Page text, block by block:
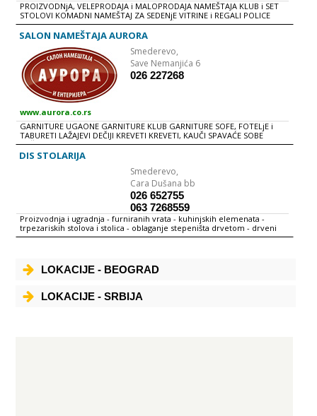
PROIZVODNjA, VELEPRODAJA i MALOPRODAJA NAMEŠTAJA KLUB i SET
STOLOVI KOMADNI NAMEŠTAJ ZA SEDENjE VITRINE i REGALI POLICE
UGAONE GARNITURE TAPACIRANI NAMEŠTAJ - GARNITURE TV POLICE
KREVETI DEČIJE SOBE KOMODE, FIOKARI i NOĆNI ORMARIĆI
GARDEROBERI i ORMARI KUHINjE TRPEZARIJE PREDSOBLjE
KANCELARIJSKI i RADNI NAMEŠTAJ DODACI DUŠECI BAŠTENSKE
GARNITURE
SALON NAMEŠTAJA AURORA
Smederevo,
Save Nemanjića 6
026 227268
www.aurora.co.rs
GARNITURE UGAONE GARNITURE KLUB GARNITURE SOFE, FOTELjE i
TABURETI LAŽAJEVI DEČIJI KREVETI KREVETI, KAUČI SPAVAĆE SOBE
DEČIJE SOBE DNEVNE SOBE ORMARI i PLAKARI KOMODE i VITRINE
POLICE PREDSOBLjA i CIPELARI KLUB STOLOVI STOLOVI i STOLICE
KUHINjE DUŠECI TEPISI RASVETA
DIS STOLARIJA
Smederevo,
Cara Dušana bb
026 652755
063 7268559
Proizvodnja i ugradnja - furniranih vrata - kuhinjskih elemenata -
trpezariskih stolova i stolica - oblaganje stepeništa drvetom - drveni
gelenderi i sve ostali stolarski proizvodi
LOKACIJE - BEOGRAD
LOKACIJE - SRBIJA